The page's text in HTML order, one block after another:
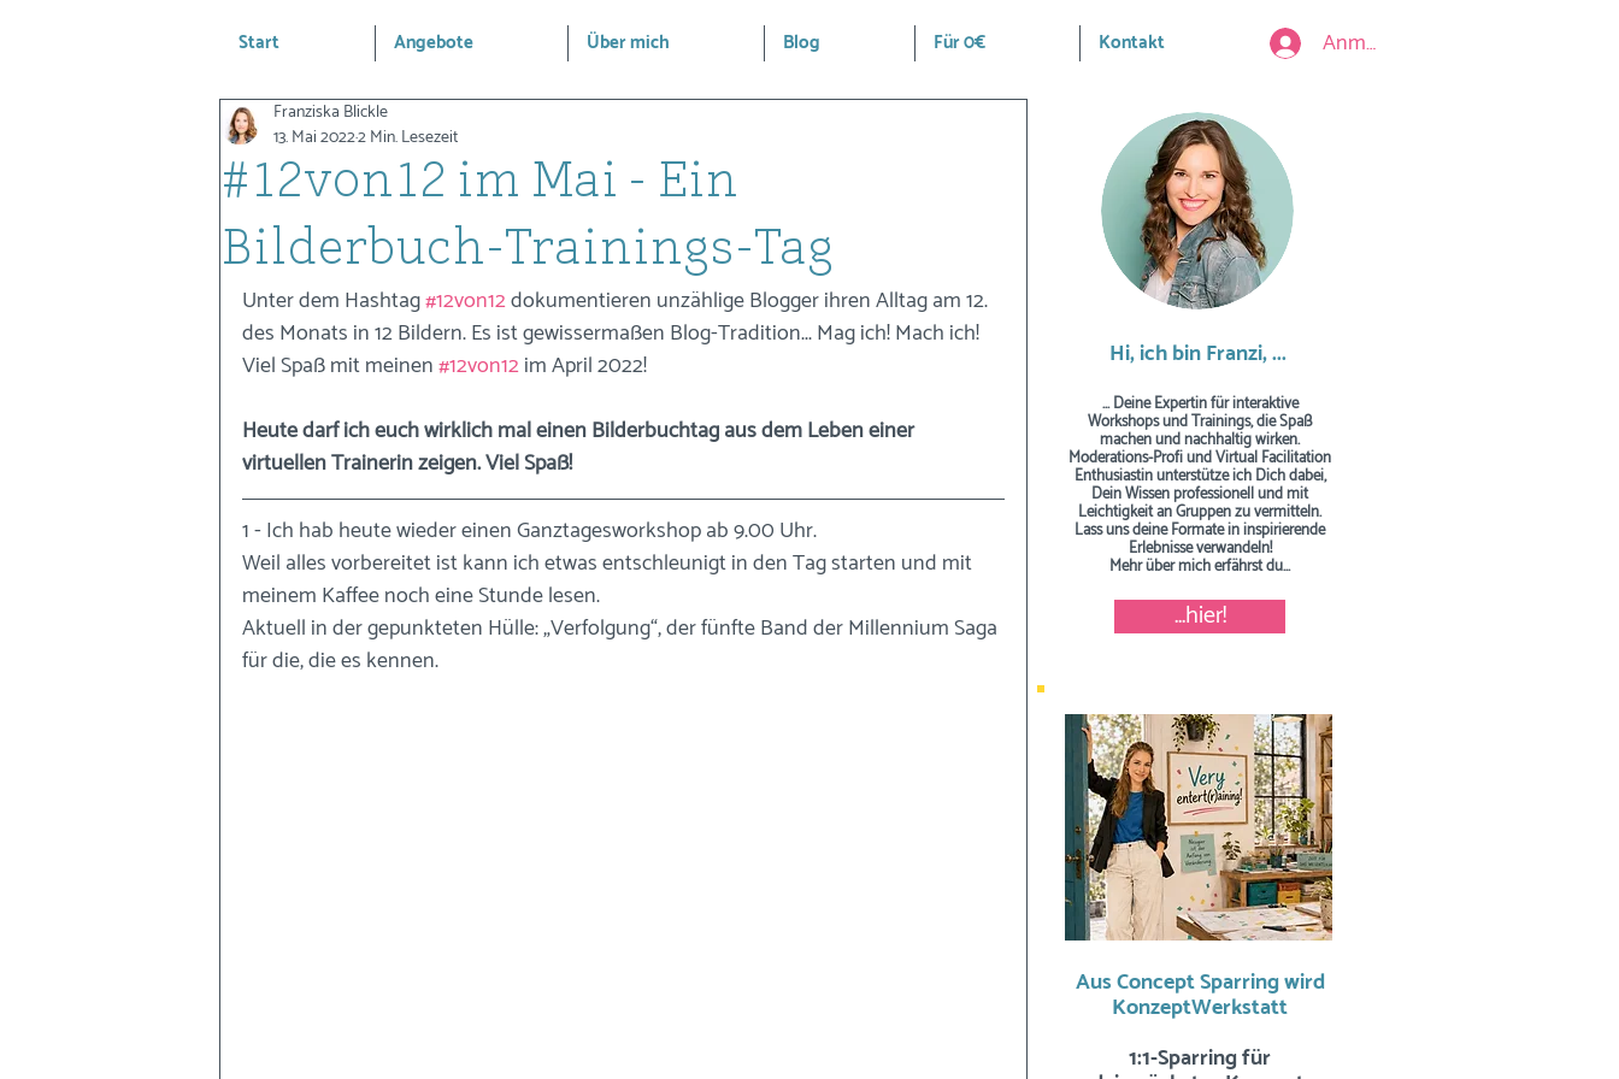
Start Angebote Über mich Blog Für 0€ Kontakt Anmelden
#12von12 im Mai - Ein
Bilderbuch-Trainings-Tag
Franziska Blickle
13. Mai 20222 Min. Lesezeit
Unter dem Hashtag #12von12 dokumentieren unzählige Blogger ihren Alltag am 12.
des Monats in 12 Bildern. Es ist gewissermaßen Blog-Tradition... Mag ich! Mach ich!
Viel Spaß mit meinen #12von12 im April 2022!
Heute darf ich euch wirklich mal einen Bilderbuchtag aus dem Leben einer
virtuellen Trainerin zeigen. Viel Spaß!
1 - Ich hab heute wieder einen Ganztagesworkshop ab 9.00 Uhr.
Weil alles vorbereitet ist kann ich etwas entschleunigt in den Tag starten und mit
meinem Kaffee noch eine Stunde lesen.
Aktuell in der gepunkteten Hülle: „Verfolgung“, der fünfte Band der Millennium Saga
für die, die es kennen.
Hi, ich bin Franzi, ...
... Deine Expertin für interaktive
Workshops und Trainings, die Spaß
machen und nachhaltig wirken.
Moderations-Profi und Virtual Facilitation
Enthusiastin unterstütze ich Dich dabei,
Dein Wissen professionell und mit
Leichtigkeit an Gruppen zu vermitteln.
Lass uns deine Formate in inspirierende
Erlebnisse verwandeln!
Mehr über mich erfährst du...
...hier!
Aus Concept Sparring wird
KonzeptWerkstatt
1:1-Sparring für